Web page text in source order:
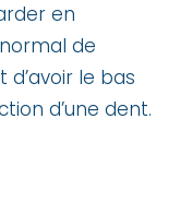
en
de
le bas
d’une dent.